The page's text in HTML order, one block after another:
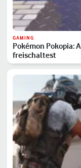
GAMING
Pokémon Pokopia:
freischaltest